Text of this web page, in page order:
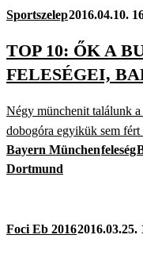
Sportszelep2016.04.10.
TOP 10: ŐK A
FELESÉGEI,
Négy münchenit találunk
dobogóra egyikük sem fért
Bayern Münchenfeleség
Dortmund
Foci Eb 20162016.03.25.